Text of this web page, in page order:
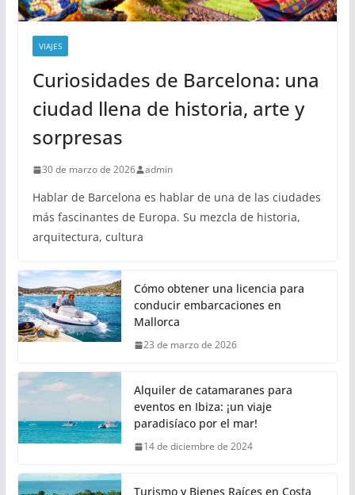
VIAJES
Curiosidades de Barcelona: una
ciudad llena de historia, arte y
sorpresas
30 de marzo de 2026 admin
Hablar de Barcelona es hablar de una de las ciudades
más fascinantes de Europa. Su mezcla de historia,
arquitectura, cultura
Cómo obtener una licencia para
conducir embarcaciones en
Mallorca
23 de marzo de 2026
Alquiler de catamaranes para
eventos en Ibiza: ¡un viaje
paradisíaco por el mar!
14 de diciembre de 2024
Turismo y Bienes Raíces en Costa